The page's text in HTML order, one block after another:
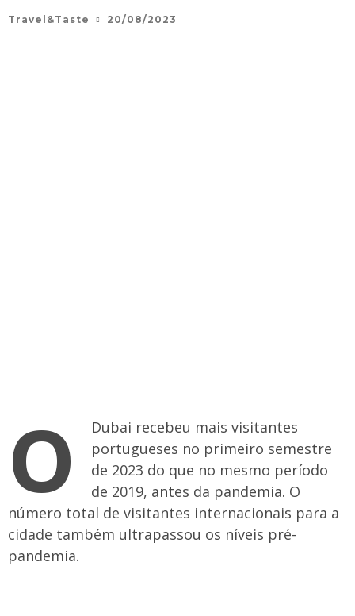
Travel&Taste 20/08/2023
O
Dubai recebeu mais visitantes
portugueses no primeiro semestre
de 2023 do que no mesmo período
de 2019, antes da pandemia. O
número total de visitantes internacionais para a
cidade também ultrapassou os níveis pré-
pandemia.